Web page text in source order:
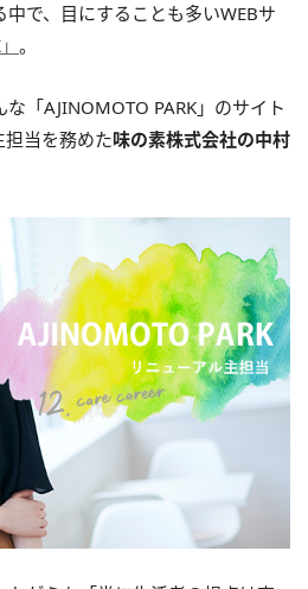
で、目にすることも多いWEBサ
。
「AJINOMOTO PARK」のサイト
担当を務めた味の素株式会社の中村